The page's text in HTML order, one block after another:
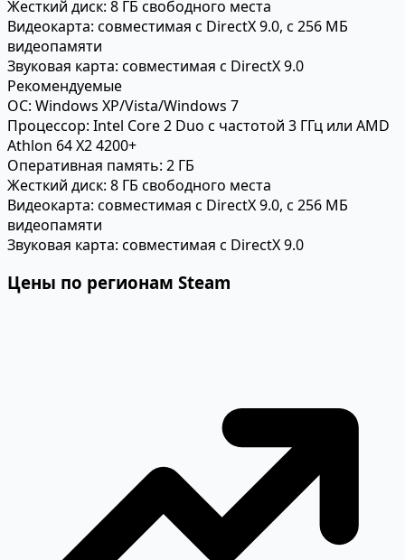
Жесткий диск: 8 ГБ свободного места
Видеокарта: совместимая с DirectX 9.0, с 256 МБ
видеопамяти
Звуковая карта: совместимая с DirectX 9.0
Рекомендуемые
ОС: Windows XP/Vista/Windows 7
Процессор: Intel Core 2 Duo с частотой 3 ГГц или AMD
Athlon 64 X2 4200+
Оперативная память: 2 ГБ
Жесткий диск: 8 ГБ свободного места
Видеокарта: совместимая с DirectX 9.0, с 256 МБ
видеопамяти
Звуковая карта: совместимая с DirectX 9.0
Цены по регионам Steam